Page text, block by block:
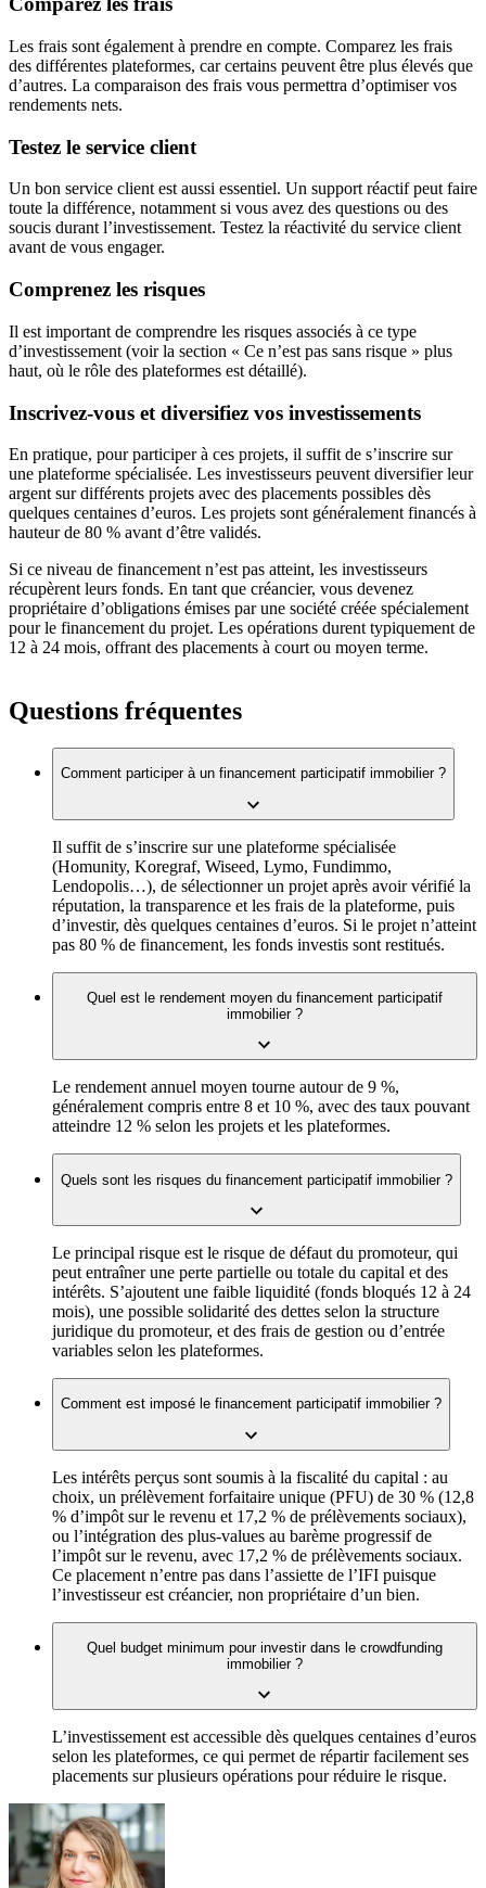
Les frais sont également à prendre en compte. Comparez les frais
des différentes plateformes, car certains peuvent être plus élevés que
d’autres. La comparaison des frais vous permettra d’optimiser vos
rendements nets.
Testez le service client
Un bon service client est aussi essentiel. Un support réactif peut faire
toute la différence, notamment si vous avez des questions ou des
soucis durant l’investissement. Testez la réactivité du service client
avant de vous engager.
Comprenez les risques
Il est important de comprendre les risques associés à ce type
d’investissement (voir la section « Ce n’est pas sans risque » plus
haut, où le rôle des plateformes est détaillé).
Inscrivez-vous et diversifiez vos investissements
En pratique, pour participer à ces projets, il suffit de s’inscrire sur
une plateforme spécialisée. Les investisseurs peuvent diversifier leur
argent sur différents projets avec des placements possibles dès
quelques centaines d’euros. Les projets sont généralement financés à
hauteur de 80 % avant d’être validés.
Si ce niveau de financement n’est pas atteint, les investisseurs
récupèrent leurs fonds. En tant que créancier, vous devenez
propriétaire d’obligations émises par une société créée spécialement
pour le financement du projet. Les opérations durent typiquement de
12 à 24 mois, offrant des placements à court ou moyen terme.
Questions fréquentes
Comment participer à un financement participatif immobilier ?
Il suffit de s’inscrire sur une plateforme spécialisée
(Homunity, Koregraf, Wiseed, Lymo, Fundimmo,
Lendopolis…), de sélectionner un projet après avoir vérifié la
réputation, la transparence et les frais de la plateforme, puis
d’investir, dès quelques centaines d’euros. Si le projet n’atteint
pas 80 % de financement, les fonds investis sont restitués.
Quel est le rendement moyen du financement participatif
immobilier ?
Le rendement annuel moyen tourne autour de 9 %,
généralement compris entre 8 et 10 %, avec des taux pouvant
atteindre 12 % selon les projets et les plateformes.
Quels sont les risques du financement participatif immobilier ?
Le principal risque est le risque de défaut du promoteur, qui
peut entraîner une perte partielle ou totale du capital et des
intérêts. S’ajoutent une faible liquidité (fonds bloqués 12 à 24
mois), une possible solidarité des dettes selon la structure
juridique du promoteur, et des frais de gestion ou d’entrée
variables selon les plateformes.
Comment est imposé le financement participatif immobilier ?
Les intérêts perçus sont soumis à la fiscalité du capital : au
choix, un prélèvement forfaitaire unique (PFU) de 30 % (12,8
% d’impôt sur le revenu et 17,2 % de prélèvements sociaux),
ou l’intégration des plus-values au barème progressif de
l’impôt sur le revenu, avec 17,2 % de prélèvements sociaux.
Ce placement n’entre pas dans l’assiette de l’IFI puisque
l’investisseur est créancier, non propriétaire d’un bien.
Quel budget minimum pour investir dans le crowdfunding
immobilier ?
L’investissement est accessible dès quelques centaines d’euros
selon les plateformes, ce qui permet de répartir facilement ses
placements sur plusieurs opérations pour réduire le risque.